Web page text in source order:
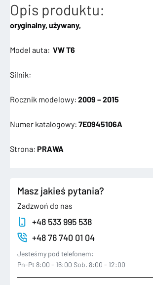
Opis produktu:
oryginalny, używany,
Model auta: VW T6
Silnik:
Rocznik modelowy: 2009 – 2015
Numer katalogowy: 7E0945106A
Strona: PRAWA
Masz jakieś pytania?
Zadzwoń do nas
+48 533 995 538
+48 76 740 01 04
Jesteśmy pod telefonem:
Pn-Pt 8:00 - 16:00 Sob. 8:00 - 12:00